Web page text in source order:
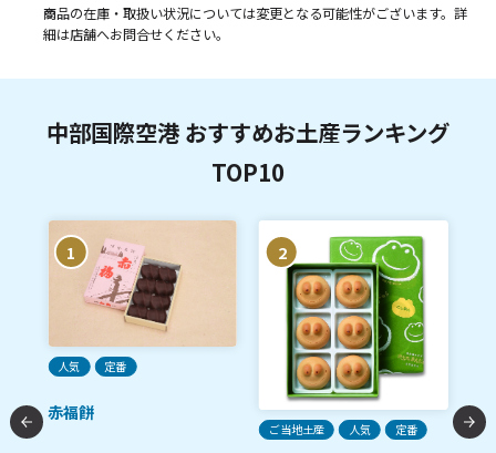
商品の在庫・取扱い状況については変更となる可能性がございます。詳
細は店舗へお問合せください。
中部国際空港 おすすめお土産ランキング
TOP10
1
人気 定番
赤福餅
2
ご当地土産 人気 定番
ガ